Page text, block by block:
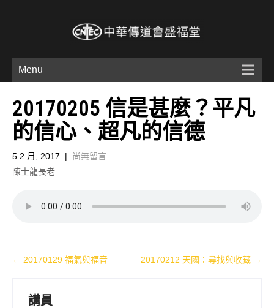
Menu
20170205 信是甚麼？平凡
的信心、超凡的信德
5 2 月, 2017 | 尚無留言
陳士龍長老
Post
← 20170129 福氣與福音 20170212 天國：尋找與收藏 →
講員